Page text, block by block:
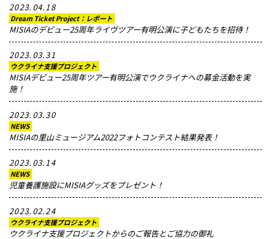
2023.04.18
Dream Ticket Project：レポート
MISIAのデビュー25周年ライヴツアー有明公演に子どもたちを招待！
2023.03.31
ウクライナ支援プロジェクト
MISIAデビュー25周年ツアー有明公演でウクライナへの募金活動を実
施！
2023.03.30
NEWS
MISIAの里山ミュージアム2022フォトコンテスト結果発表！
2023.03.14
NEWS
児童養護施設にMISIAグッズをプレゼント！
2023.02.24
ウクライナ支援プロジェクト
ウクライナ支援プロジェクトからのご報告とご協力の御礼